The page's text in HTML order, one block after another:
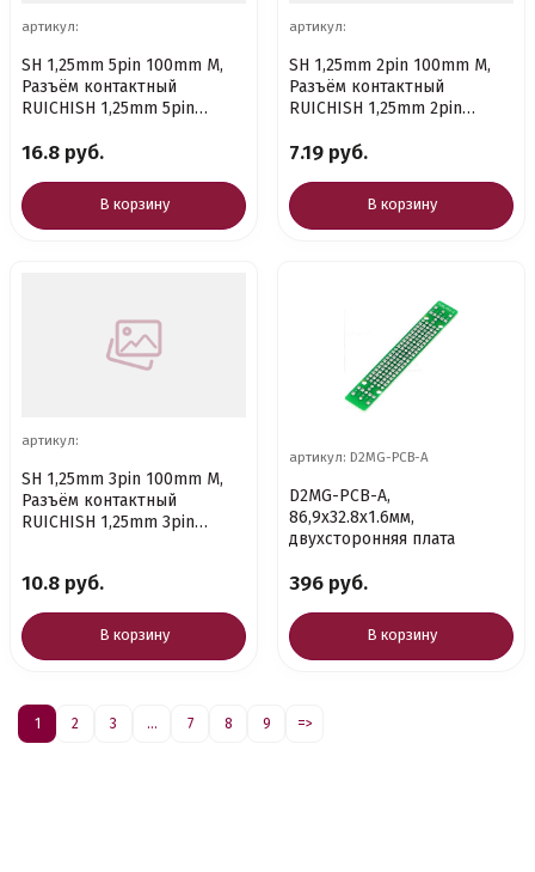
артикул:
SH 1,25mm 5pin 100mm M,
Разъём контактный
RUICHISH 1,25mm 5pin
контактами26AWG 1
16.8 руб.
В корзину
артикул:
SH 1,25mm 2pin 100mm M,
Разъём контактный
RUICHISH 1,25mm 2pin
контактами 26AWG
7.19 руб.
В корзину
артикул:
SH 1,25mm 3pin 100mm M,
Разъём контактный
RUICHISH 1,25mm 3pin
10.8 руб.
В корзину
артикул: D2MG-PCB-A
D2MG-PCB-A,
86,9x32.8x1.6мм,
двухсторонняя плата
396 руб.
В корзину
1 2 3 ... 7 8 9 =>